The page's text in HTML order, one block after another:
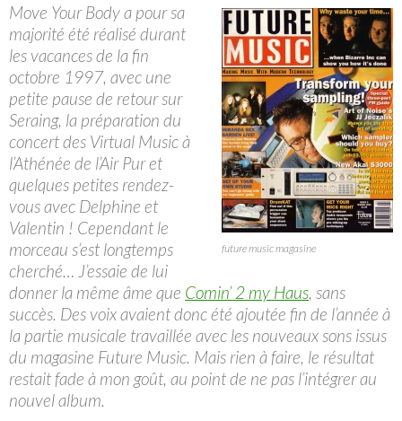
future music magasine
Move Your Body a pour sa
majorité été réalisé durant
les vacances de la fin
octobre 1997, avec une
petite pause de retour sur
Seraing, la préparation du
concert des Virtual Music à
l’Athénée de l’Air Pur et
quelques petites rendez-
vous avec Delphine et
Valentin ! Cependant le
morceau s’est longtemps
cherché… J’essaie de lui
donner la même âme que Comin’ 2 my Haus, sans
succès. Des voix avaient donc été ajoutée fin de l’année à
la partie musicale travaillée avec les nouveaux sons issus
du magasine Future Music. Mais rien à faire, le résultat
restait fade à mon goût, au point de ne pas l’intégrer au
nouvel album.